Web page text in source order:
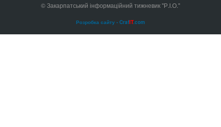
© Закарпатський інформаційний тижневик "Р.І.О."
Розробка сайту - CrafIT.com